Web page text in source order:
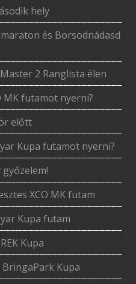
hely
és Borsodnádasd
2 Ranglista élen
MK futamot nyerni?
előtt
Kupa futamot nyerni?
XCO MK futam
Kupa futam
Kupa
BringaPark Kupa